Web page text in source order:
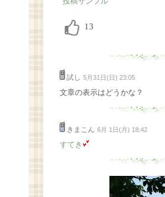
試し 5月31日(日) 23:05
文章の表示はどうかな？
きまこん 6月 1日(月) 18:42
すてき